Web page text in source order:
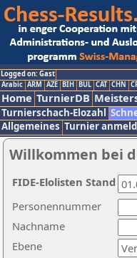
Logged on: Gast
Arabic ARM AZE BIH BUL CAT CHN
Home TurnierDB
Turnierschach-Elozahl
Allgemeines Turnier
Willkommen bei
Nachname
Ebene
Personennummer
FIDE-Elolisten Stand